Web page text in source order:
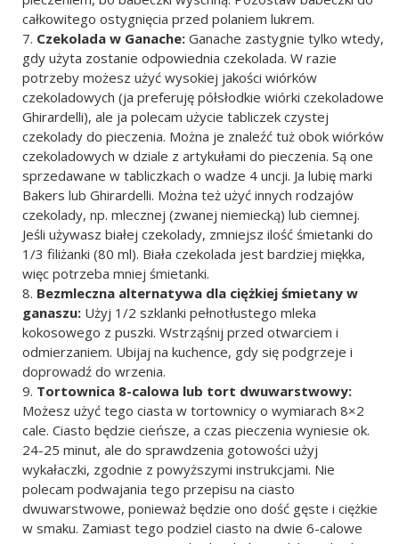
całkowitego ostygnięcia przed polaniem lukrem.
Czekolada w Ganache: Ganache zastygnie tylko wtedy,
gdy użyta zostanie odpowiednia czekolada. W razie
potrzeby możesz użyć wysokiej jakości wiórków
czekoladowych (ja preferuję półsłodkie wiórki czekoladowe
Ghirardelli), ale ja polecam użycie tabliczek czystej
czekolady do pieczenia. Można je znaleźć tuż obok wiórków
czekoladowych w dziale z artykułami do pieczenia. Są one
sprzedawane w tabliczkach o wadze 4 uncji. Ja lubię marki
Bakers lub Ghirardelli. Można też użyć innych rodzajów
czekolady, np. mlecznej (zwanej niemiecką) lub ciemnej.
Jeśli używasz białej czekolady, zmniejsz ilość śmietanki do
1/3 filiżanki (80 ml). Biała czekolada jest bardziej miękka,
więc potrzeba mniej śmietanki.
Bezmleczna alternatywa dla ciężkiej śmietany w
ganaszu: Użyj 1/2 szklanki pełnotłustego mleka
kokosowego z puszki. Wstrząśnij przed otwarciem i
odmierzaniem. Ubijaj na kuchence, gdy się podgrzeje i
doprowadź do wrzenia.
Tortownica 8-calowa lub tort dwuwarstwowy:
Możesz użyć tego ciasta w tortownicy o wymiarach 8×2
cale. Ciasto będzie cieńsze, a czas pieczenia wyniesie ok.
24-25 minut, ale do sprawdzenia gotowości użyj
wykałaczki, zgodnie z powyższymi instrukcjami. Nie
polecam podwajania tego przepisu na ciasto
dwuwarstwowe, ponieważ będzie ono dość gęste i ciężkie
w smaku. Zamiast tego podziel ciasto na dwie 6-calowe